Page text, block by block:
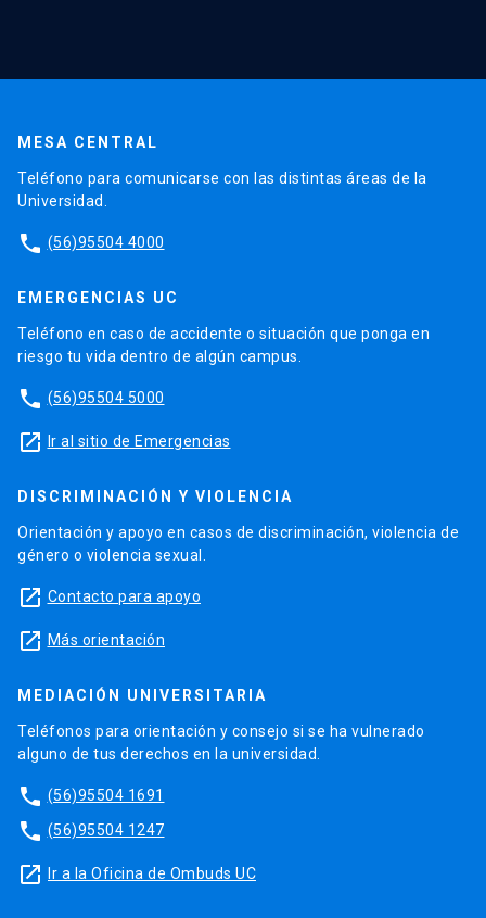
MESA CENTRAL
Teléfono para comunicarse con las distintas áreas de la
Universidad.
phone (56)95504 4000
EMERGENCIAS UC
Teléfono en caso de accidente o situación que ponga en
riesgo tu vida dentro de algún campus.
phone (56)95504 5000
launch Ir al sitio de Emergencias
DISCRIMINACIÓN Y VIOLENCIA
Orientación y apoyo en casos de discriminación, violencia de
género o violencia sexual.
launch Contacto para apoyo
launch Más orientación
MEDIACIÓN UNIVERSITARIA
Teléfonos para orientación y consejo si se ha vulnerado
alguno de tus derechos en la universidad.
phone (56)95504 1691
phone (56)95504 1247
launch Ir a la Oficina de Ombuds UC